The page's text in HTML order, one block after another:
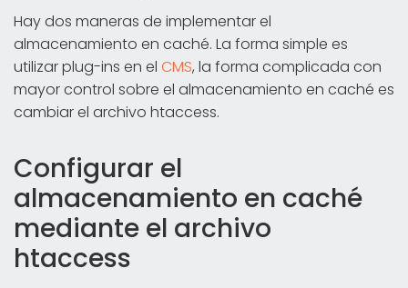
Hay dos maneras de implementar el
almacenamiento en caché. La forma simple es
utilizar plug-ins en el CMS, la forma complicada con
mayor control sobre el almacenamiento en caché es
cambiar el archivo htaccess.
Configurar el
almacenamiento en caché
mediante el archivo
htaccess